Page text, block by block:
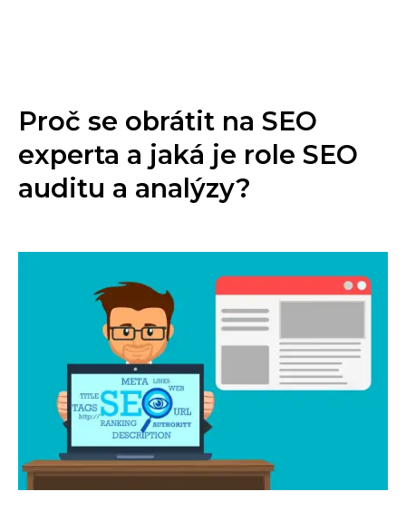
Proč se obrátit na SEO
experta a jaká je role SEO
auditu a analýzy?